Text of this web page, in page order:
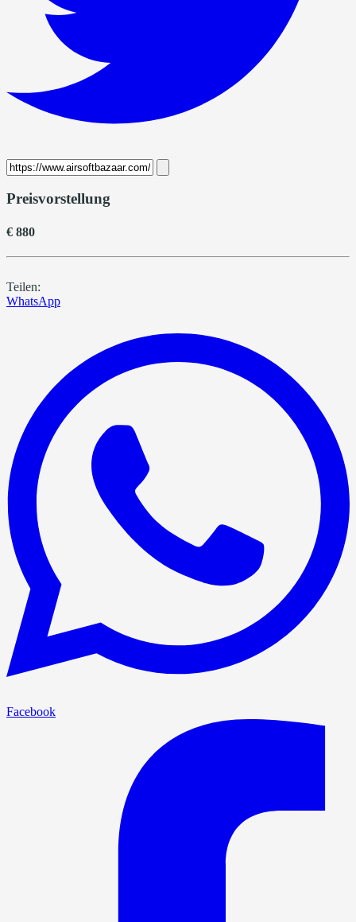
Preisvorstellung
€ 880
Teilen:
WhatsApp
Facebook